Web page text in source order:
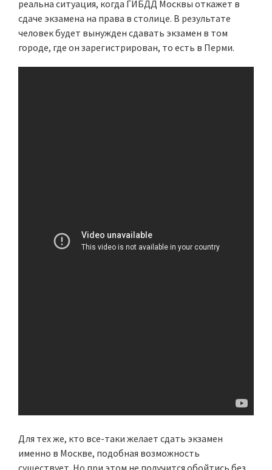
реальна ситуация, когда ГИБДД Москвы откажет в
сдаче экзамена на права в столице. В результате
человек будет вынужден сдавать экзамен в том
городе, где он зарегистрирован, то есть в Перми.
Для тех же, кто все-таки желает сдать экзамен
именно в Москве, подобная возможность
существует. Но при этом не получится обойтись без